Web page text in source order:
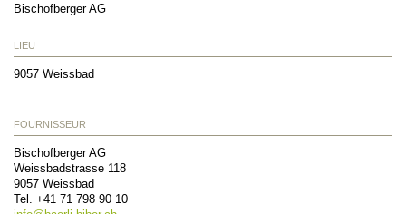
Bischofberger AG
LIEU
9057 Weissbad
FOURNISSEUR
Bischofberger AG
Weissbadstrasse 118
9057 Weissbad
Tel. +41 71 798 90 10